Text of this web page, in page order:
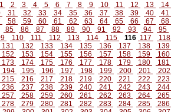
1 2 3 4 5 6 7 8 9 10 11 12 13 14
31 32 33 34 35 36 37 38 39 40 41
58 59 60 61 62 63 64 65 66 67 68
85 86 87 88 89 90 91 92 93 94 95
110 111 112 113 114 115 116 117 118
131 132 133 134 135 136 137 138 139
152 153 154 155 156 157 158 159 160
173 174 175 176 177 178 179 180 181
194 195 196 197 198 199 200 201 202
215 216 217 218 219 220 221 222 223
236 237 238 239 240 241 242 243 244
257 258 259 260 261 262 263 264 265
278 279 280 281 282 283 284 285 286